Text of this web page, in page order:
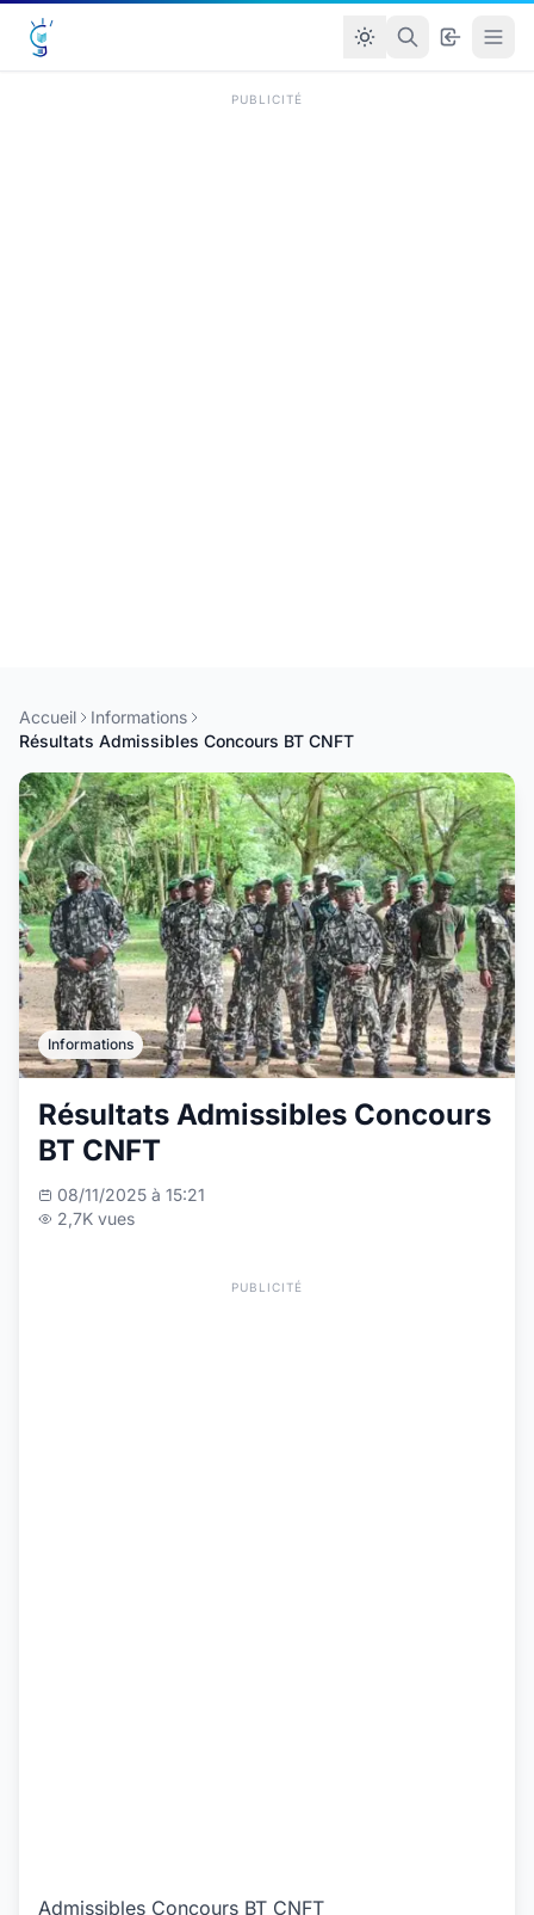
PUBLICITÉ
Accueil
Informations
Résultats Admissibles Concours BT CNFT
Informations
Résultats Admissibles Concours
BT CNFT
08/11/2025 à 15:21
2,7K vues
PUBLICITÉ
Admissibles Concours BT CNFT